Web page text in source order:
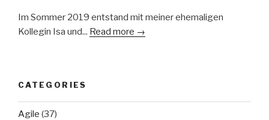
Im Sommer 2019 entstand mit meiner ehemaligen
Kollegin Isa und... Read more →
CATEGORIES
Agile (37)